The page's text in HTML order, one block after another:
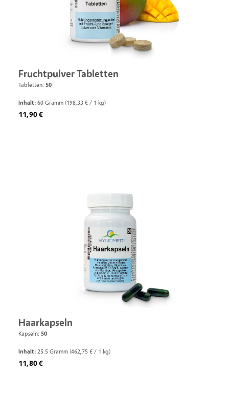
Fruchtpulver Tabletten
Tabletten: 50
Inhalt: 60 Gramm (198,33 € / 1 kg)
Regulärer Preis:
11,90 €
Haarkapseln
Kapseln: 50
Inhalt: 25.5 Gramm (462,75 € / 1 kg)
Regulärer Preis:
11,80 €